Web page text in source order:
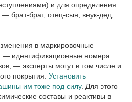
и для определения
брат-брат, отец-сын, внук-дед,
в маркировочные
— идентификационные номера
— эксперты могут в том числе и
покрытия. Установить
им тоже под силу. Для этого
составы и реактивы в